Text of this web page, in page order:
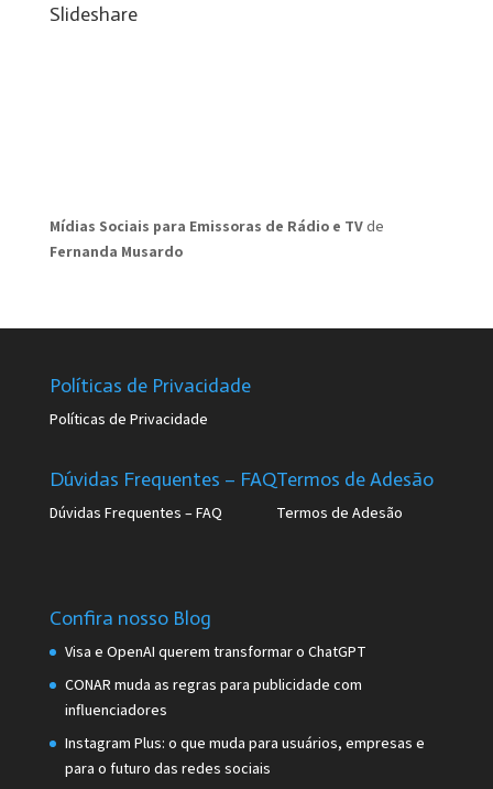
Slideshare
Mídias Sociais para Emissoras de Rádio e TVde
Fernanda Musardo
Políticas de Privacidade
Políticas de Privacidade
Dúvidas Frequentes – FAQ
Dúvidas Frequentes – FAQ
Termos de Adesão
Termos de Adesão
Confira nosso Blog
Visa e OpenAI querem transformar o ChatGPT
CONAR muda as regras para publicidade com
influenciadores
Instagram Plus: o que muda para usuários, empresas e
para o futuro das redes sociais